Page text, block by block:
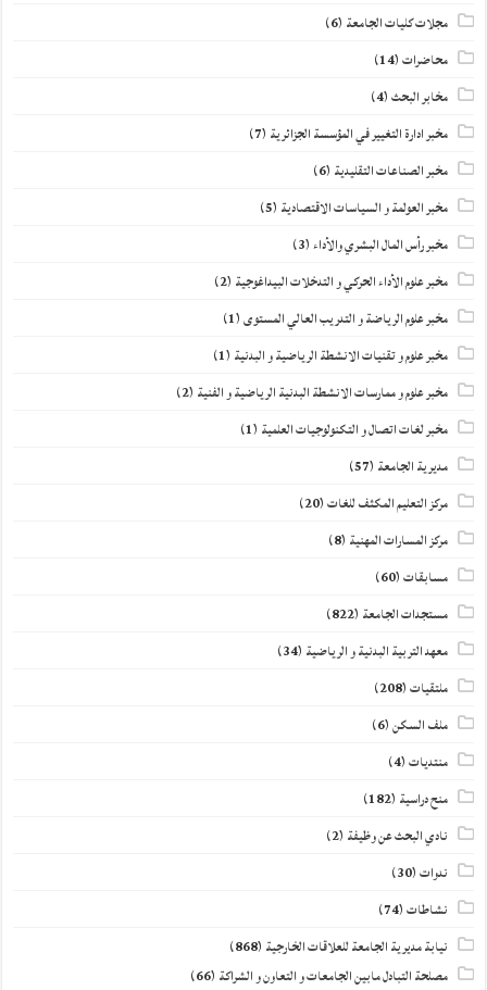
مجلات كليات الجامعة (6)
محاضرات(14)
مخابر البحث(4)
مخبر ادارة التغيير في المؤسسة الجزائرية (7)
مخبر الصناعات التقليدية (6)
مخبر العولمة و السياسات الاقتصادية (5)
مخبر رأس المال البشري والأداء(3)
مخبر علوم الأداء الحركي و التدخلات البيداغوجية (2)
مخبر علوم الرياضة و التدريب العالي المستوى(1)
مخبر علوم و تقنيات الانشطة الرياضية و البدنية (1)
مخبر علوم و ممارسات الانشطة البدنية الرياضية و الفنية (2)
مخبر لغات اتصال و التكنولوجيات العلمية (1)
مديرية الجامعة (57)
مركز التعليم المكثف للغات(20)
مركز المسارات المهنية (8)
مسابقات(60)
مستجدات الجامعة (822)
معهد التربية البدنية و الرياضية (34)
ملتقيات(208)
ملف السكن(6)
منتديات(4)
منح دراسية (182)
نادي البحث عن وظيفة (2)
ندوات(30)
نشاطات(74)
نيابة مديرية الجامعة للعلاقات الخارجية (868)
مصلحة التبادل مابين الجامعات و التعاون و الشراكة (66)